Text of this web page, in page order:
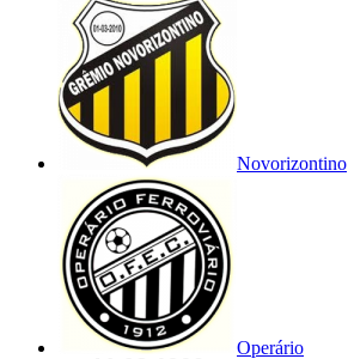
Novorizontino
Operário